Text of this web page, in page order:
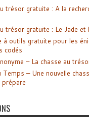
trésor gratuite : A la
trésor gratuite : Le Jade et
à outils gratuite pour les
codés
– La chasse au
Temps – Une nouvelle